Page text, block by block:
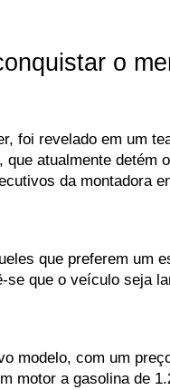
o
foi revelado em um
atualmente
da montadora
que preferem
que o veículo seja
modelo, com um
motor a gasolina de